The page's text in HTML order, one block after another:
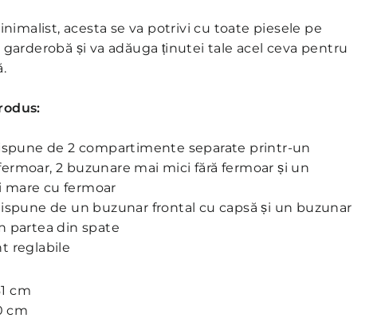
acesta se va potrivi cu toate piesele pe
garderobă și va adăuga ținutei tale acel ceva pentru
de 2 compartimente separate printr-un
2 buzunare mai mici fără fermoar și un
mare cu fermoar
de un buzunar frontal cu capsă și un buzunar
partea din spate
reglabile
cm
cm